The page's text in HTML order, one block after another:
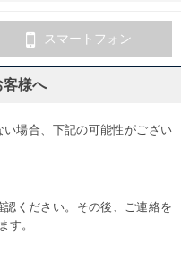
スマートフォン
様へ
場合、下記の可能性がござい
ください。その後、ご連絡を
す。